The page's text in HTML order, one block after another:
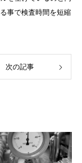
事で検査時間を短縮
次の記事